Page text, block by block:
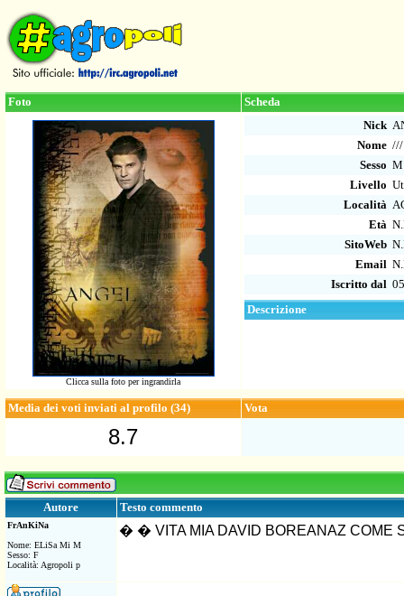
Foto Scheda
Clicca sulla foto per ingrandirla
Nick
Nome ///
Sesso M
Livello
Località
Età
SitoWeb
Email
Iscritto dal
Descrizione
Media dei voti inviati al profilo (34) Vota
8.7
Autore Testo commento
FrAnKiNa
Nome: ELiSa Mi M
Sesso: F
Località: Agropoli p
� � VITA MIA DAVID BOREANAZ COME